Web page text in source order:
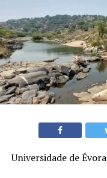
Universidade de Évora